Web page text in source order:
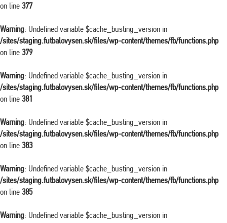
on line 377
Warning: Undefined variable $cache_busting_version in
/sites/staging.futbalovysen.sk/files/wp-content/themes/fb/functions.php
on line 379
Warning: Undefined variable $cache_busting_version in
/sites/staging.futbalovysen.sk/files/wp-content/themes/fb/functions.php
on line 381
Warning: Undefined variable $cache_busting_version in
/sites/staging.futbalovysen.sk/files/wp-content/themes/fb/functions.php
on line 383
Warning: Undefined variable $cache_busting_version in
/sites/staging.futbalovysen.sk/files/wp-content/themes/fb/functions.php
on line 385
Warning: Undefined variable $cache_busting_version in